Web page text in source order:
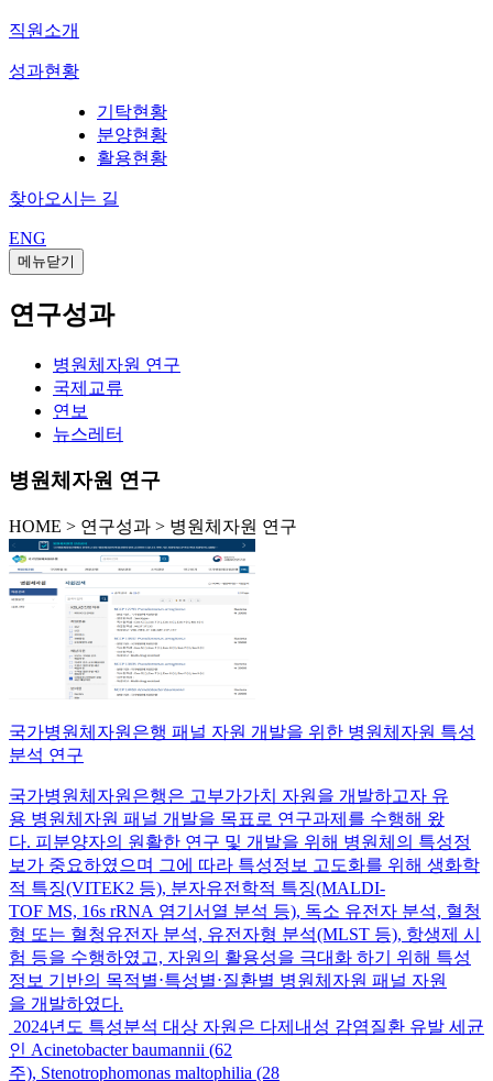
직원소개
성과현황
기탁현황
분양현황
활용현황
찾아오시는 길
ENG
메뉴닫기
연구성과
병원체자원 연구
국제교류
연보
뉴스레터
병원체자원 연구
HOME > 연구성과 > 병원체자원 연구
국가병원체자원은행 패널 자원 개발을 위한 병원체자원 특성
분석 연구
국가병원체자원은행은 고부가가치 자원을 개발하고자 유
용 병원체자원 패널 개발을 목표로 연구과제를 수행해 왔
다. 피분양자의 원활한 연구 및 개발을 위해 병원체의 특성정
보가 중요하였으며 그에 따라 특성정보 고도화를 위해 생화학
적 특징(VITEK2 등), 분자유전학적 특징(MALDI-
TOF MS, 16s rRNA 염기서열 분석 등), 독소 유전자 분석, 혈청
형 또는 혈청유전자 분석, 유전자형 분석(MLST 등), 항생제 시
험 등을 수행하였고, 자원의 활용성을 극대화 하기 위해 특성
정보 기반의 목적별⋅특성별⋅질환별 병원체자원 패널 자원
을 개발하였다.
2024년도 특성분석 대상 자원은 다제내성 감염질환 유발 세균
인 Acinetobacter baumannii (62
주), Stenotrophomonas maltophilia (28